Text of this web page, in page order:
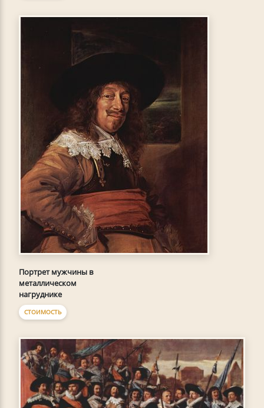
Портрет мужчины в
металлическом
нагруднике
СТОИМОСТЬ